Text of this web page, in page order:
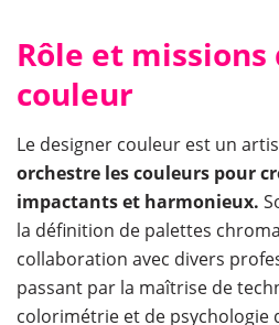
Rôle et
couleur
Le designer couleur est un
orchestre les couleurs pour
impactants et harmonieux.
la définition de palettes
collaboration avec divers
passant par la maîtrise de
colorimétrie et de psychologie